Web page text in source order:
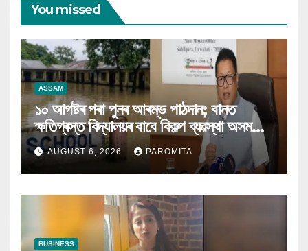
You missed
ASSAM
১০ আগষ্টৰ পৰা পুনৰ আৰম্ভ পাঠদান; বানত
ক্ষতিগ্ৰস্ত বিদ্যালয়ৰ বাবে বিকল্প ব্যৱস্থা অসম
চৰকাৰৰ
AUGUST 6, 2026 PAROMITA
BUSINESS